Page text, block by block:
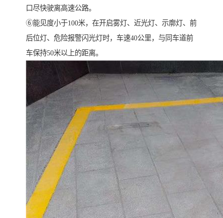
口尽快驶离高速公路。
⑥能见度小于100米，在开启雾灯、近光灯、示廓灯、前
后位灯、危险报警闪光灯时，车速40公里，与同车道前
车保持50米以上的距离。